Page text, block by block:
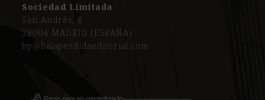
Sociedad Limitada
San Andrés, 8
28004 MADRID (ESPAÑA)
bp@balaperdidaeditorial.com